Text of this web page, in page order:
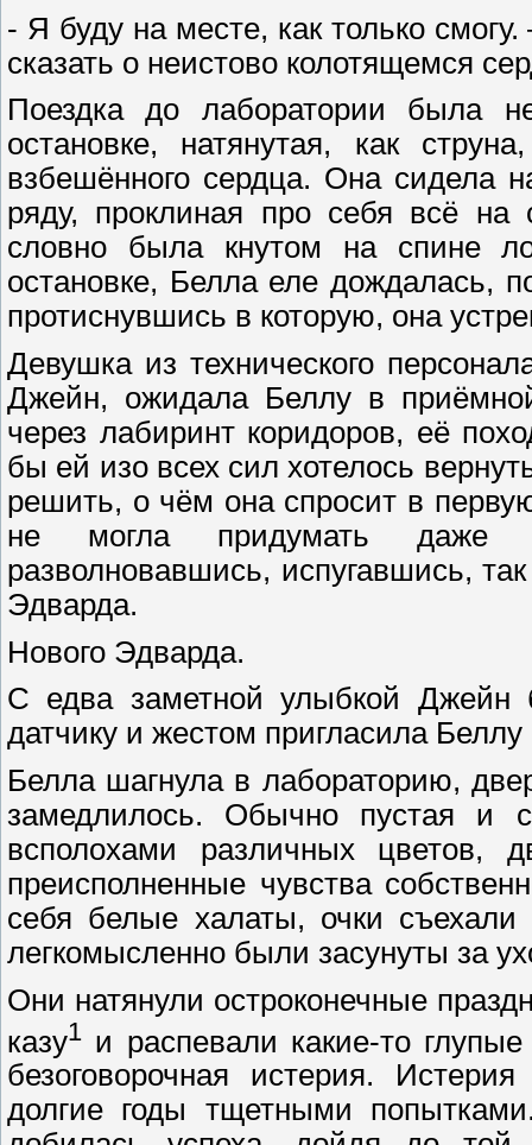
- Я буду на месте, как только
сказать о неистово колотящемся
Поездка до лаборатории была
остановке, натянутая, как
взбешённого сердца. Она сидела
ряду, проклиная про себя всё на
словно была кнутом на спине
остановке, Белла еле дождалась,
протиснувшись в которую, она
Девушка из технического
Джейн, ожидала Беллу в
через лабиринт коридоров, её
бы ей изо всех сил хотелось
решить, о чём она спросит в
не могла придумать даже
разволновавшись, испугавшись,
Эдварда.
Нового Эдварда.
С едва заметной улыбкой Джейн
датчику и жестом пригласила Беллу
Белла шагнула в лабораторию,
замедлилось. Обычно пустая и
всполохами различных цветов,
преисполненные чувства
себя белые халаты, очки
легкомысленно были засунуты за
Они натянули остроконечные
казу1 и распевали какие-то
безоговорочная истерия.
долгие годы тщетными